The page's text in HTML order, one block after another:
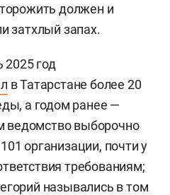
должен и
затхлый запах.
2025 год
в Татарстане более 20
а годом ранее —
ведомство выборочно
организации, почти у
требованиям;
назывались в том